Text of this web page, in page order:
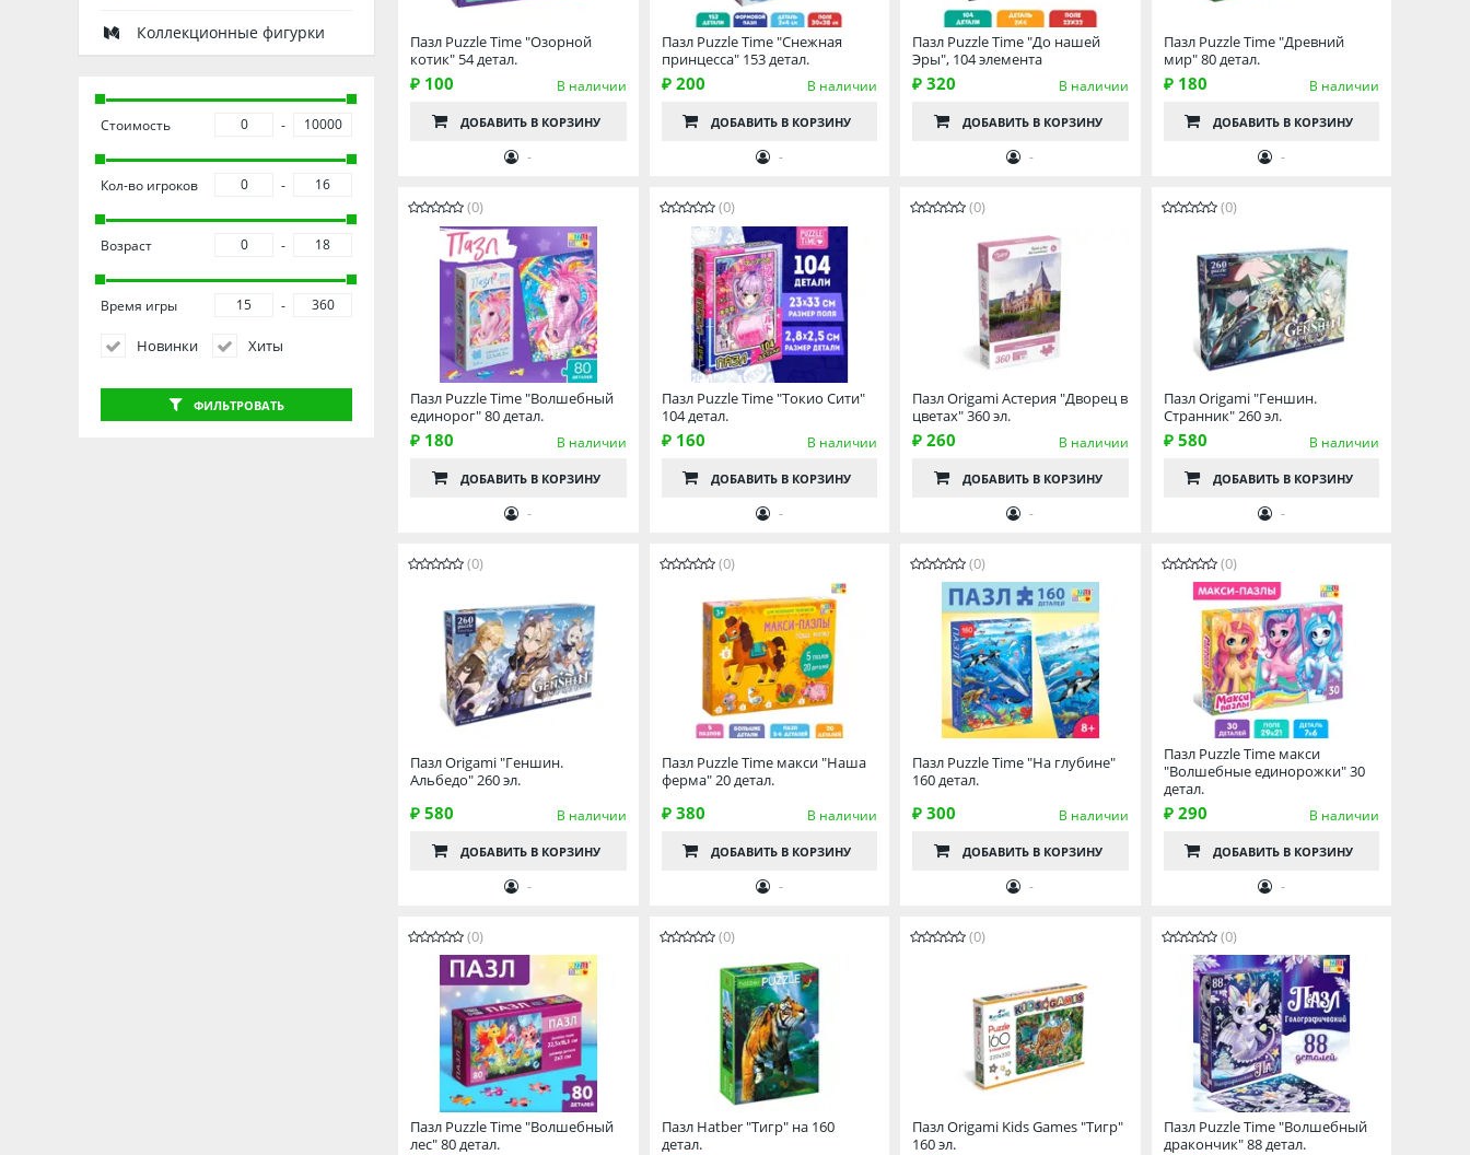
Пазл Puzzle Time "Озорной
котик" 54 детал.
₽ 100 В наличии
ДОБАВИТЬ В КОРЗИНУ
-
Пазл Puzzle Time "Снежная
принцесса" 153 детал.
₽ 200 В наличии
ДОБАВИТЬ В КОРЗИНУ
-
Пазл Puzzle Time "До нашей
Эры", 104 элемента
₽ 320 В наличии
ДОБАВИТЬ В КОРЗИНУ
-
Пазл Puzzle Time "Древний
мир" 80 детал.
₽ 180 В наличии
ДОБАВИТЬ В КОРЗИНУ
-
(0)
Пазл Puzzle Time "Волшебный
единорог" 80 детал.
₽ 180 В наличии
ДОБАВИТЬ В КОРЗИНУ
-
(0)
Пазл Puzzle Time "Токио Сити"
104 детал.
₽ 160 В наличии
ДОБАВИТЬ В КОРЗИНУ
-
(0)
Пазл Origami Астерия "Дворец в
цветах" 360 эл.
₽ 260 В наличии
ДОБАВИТЬ В КОРЗИНУ
-
(0)
Пазл Origami "Геншин.
Странник" 260 эл.
₽ 580 В наличии
ДОБАВИТЬ В КОРЗИНУ
-
(0)
Пазл Origami "Геншин.
Альбедо" 260 эл.
₽ 580 В наличии
ДОБАВИТЬ В КОРЗИНУ
-
(0)
Пазл Puzzle Time макси "Наша
ферма" 20 детал.
₽ 380 В наличии
ДОБАВИТЬ В КОРЗИНУ
-
(0)
Пазл Puzzle Time "На глубине"
160 детал.
₽ 300 В наличии
ДОБАВИТЬ В КОРЗИНУ
-
(0)
Пазл Puzzle Time макси
"Волшебные единорожки" 30
детал.
₽ 290 В наличии
ДОБАВИТЬ В КОРЗИНУ
-
(0)
Пазл Puzzle Time "Волшебный
лес" 80 детал.
(0)
Пазл Hatber "Тигр" на 160
детал.
(0)
Пазл Origami Kids Games "Тигр"
160 эл.
(0)
Пазл Puzzle Time "Волшебный
дракончик" 88 детал.
Коллекционные фигурки
Стоимость
Кол-во игроков
Возраст
Время игры
Новинки Хиты
ФИЛЬТРОВАТЬ